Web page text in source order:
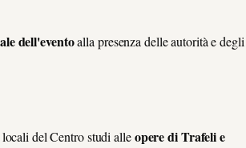
dell'eventoalla presenza delle autorità e degli
del Centro studi alleopere di Trafeli e